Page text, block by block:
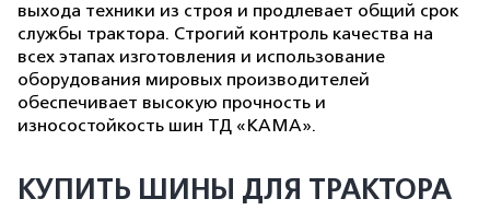
выхода техники из строя и продлевает общий срок
службы трактора. Строгий контроль качества на
всех этапах изготовления и использование
оборудования мировых производителей
обеспечивает высокую прочность и
износостойкость шин ТД «КАМА».
КУПИТЬ ШИНЫ ДЛЯ ТРАКТОРА